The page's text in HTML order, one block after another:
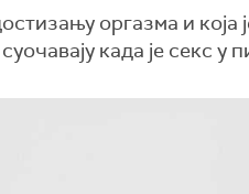
оргазма и која
када је секс